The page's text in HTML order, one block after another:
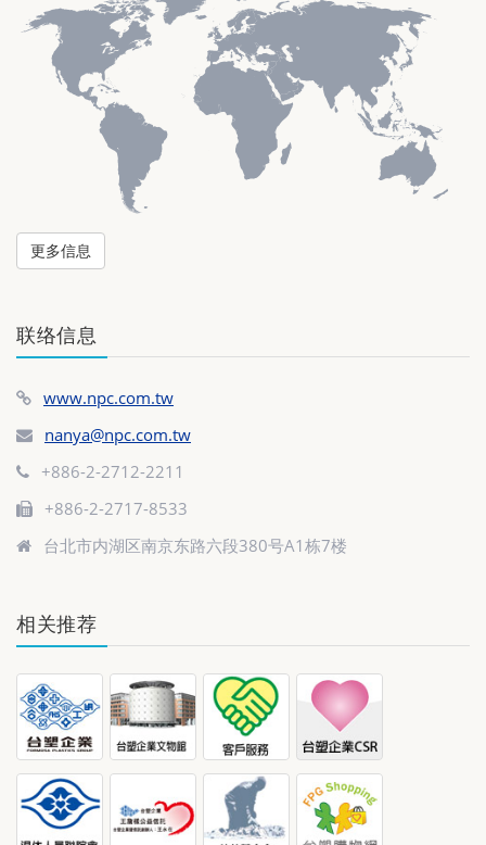
更多信息
联络信息
www.npc.com.tw
nanya@npc.com.tw
+886-2-2712-2211
+886-2-2717-8533
台北市内湖区南京东路六段380号A1栋7楼
相关推荐